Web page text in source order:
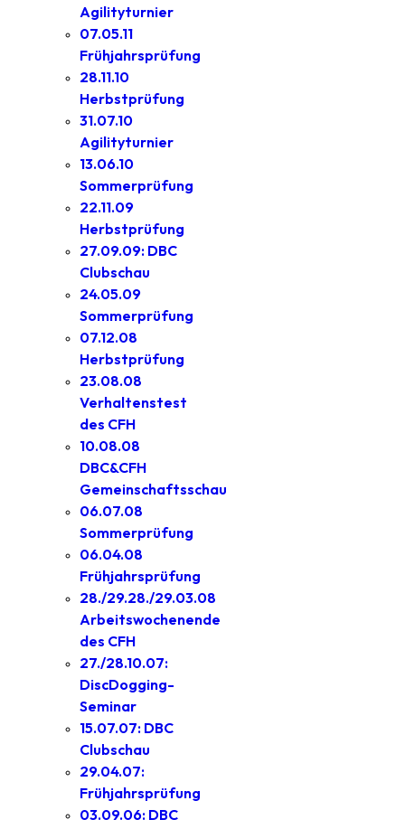
Agilityturnier
07.05.11
Frühjahrsprüfung
28.11.10
Herbstprüfung
31.07.10
Agilityturnier
13.06.10
Sommerprüfung
22.11.09
Herbstprüfung
27.09.09: DBC
Clubschau
24.05.09
Sommerprüfung
07.12.08
Herbstprüfung
23.08.08
Verhaltenstest
des CFH
10.08.08
DBC&CFH
Gemeinschaftsschau
06.07.08
Sommerprüfung
06.04.08
Frühjahrsprüfung
28./29.28./29.03.08
Arbeitswochenende
des CFH
27./28.10.07:
DiscDogging-
Seminar
15.07.07: DBC
Clubschau
29.04.07:
Frühjahrsprüfung
03.09.06: DBC